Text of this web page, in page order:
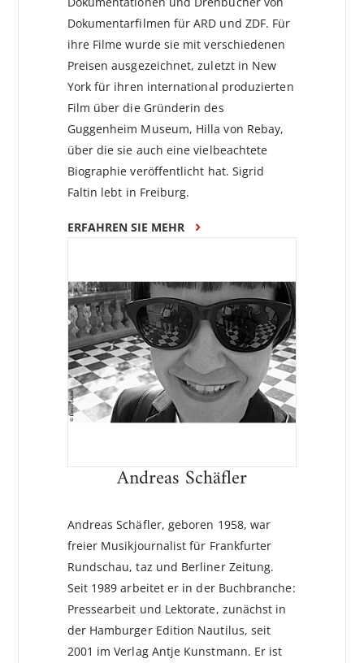
Dokumentarfilmen für ARD und ZDF. Für
ihre Filme wurde sie mit verschiedenen
Preisen ausgezeichnet, zuletzt in New
York für ihren international produzierten
Film über die Gründerin des
Guggenheim Museum, Hilla von Rebay,
über die sie auch eine vielbeachtete
Biographie veröffentlicht hat. Sigrid
Faltin lebt in Freiburg.
ERFAHREN SIE MEHR
Andreas Schäfler
Andreas Schäfler, geboren 1958, war
freier Musikjournalist für Frankfurter
Rundschau, taz und Berliner Zeitung.
Seit 1989 arbeitet er in der Buchbranche:
Pressearbeit und Lektorate, zunächst in
der Hamburger Edition Nautilus, seit
2001 im Verlag Antje Kunstmann. Er ist